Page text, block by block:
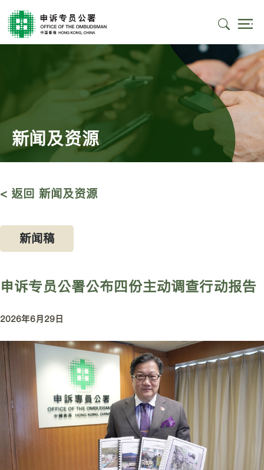
新闻及资源
< 返回 新闻及资源
新闻稿
申诉专员公署公布四份主动调查行动报告
2026年6月29日